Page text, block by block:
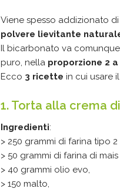
Viene spesso addizionato
polvere lievitante
Il bicarbonato va
puro, nella proporzione 2 a
Ecco 3 ricette in cui usare
1. Torta alla crema
Ingredienti:
> 250 grammi di farina tipo 2
> 50 grammi di farina di
> 40 grammi olio evo,
> 150 malto,